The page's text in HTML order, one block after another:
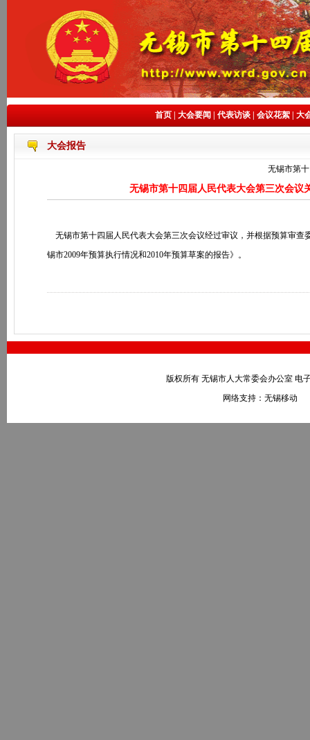
首页 大会要闻 代表访谈 会议花絮 大
大会报告
无锡市第
无锡市第十四届人民代表大会第三次会议
无锡市第十四届人民代表大会第三次会议经过审议，并根据预算审查
锡市2009年预算执行情况和2010年预算草案的报告》。
版权所有 无锡市人大常委会办公室 电
网络支持：无锡移动